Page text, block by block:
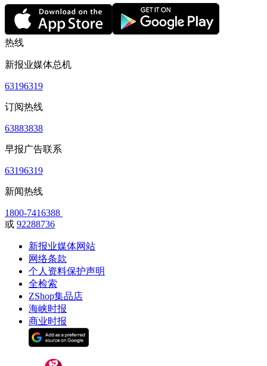
热线
新报业媒体总机
63196319
订阅热线
63883838
早报广告联系
63196319
新闻热线
1800-7416388
或 92288736
新报业媒体网站
网络条款
个人资料保护声明
全检索
ZShop集品店
海峡时报
商业时报